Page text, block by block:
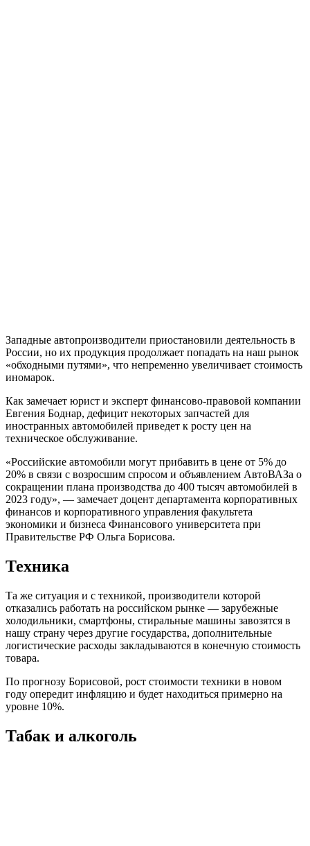
Западные автопроизводители приостановили деятельность в
России, но их продукция продолжает попадать на наш рынок
«обходными путями», что непременно увеличивает стоимость
иномарок.
Как замечает юрист и эксперт финансово-правовой компании
Евгения Боднар, дефицит некоторых запчастей для
иностранных автомобилей приведет к росту цен на
техническое обслуживание.
«Российские автомобили могут прибавить в цене от 5% до
20% в связи с возросшим спросом и объявлением АвтоВАЗа о
сокращении плана производства до 400 тысяч автомобилей в
2023 году», — замечает доцент департамента корпоративных
финансов и корпоративного управления факультета
экономики и бизнеса Финансового университета при
Правительстве РФ Ольга Борисова.
Техника
Та же ситуация и с техникой, производители которой
отказались работать на российском рынке — зарубежные
холодильники, смартфоны, стиральные машины завозятся в
нашу страну через другие государства, дополнительные
логистические расходы закладываются в конечную стоимость
товара.
По прогнозу Борисовой, рост стоимости техники в новом
году опередит инфляцию и будет находиться примерно на
уровне 10%.
Табак и алкоголь